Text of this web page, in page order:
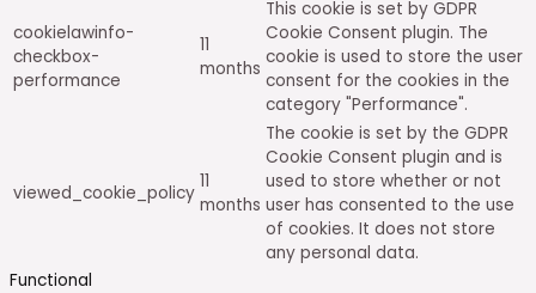
cookielawinfo-
checkbox-
performance
11
months
This cookie is set by GDPR
Cookie Consent plugin. The
cookie is used to store the user
consent for the cookies in the
category "Performance".
viewed_cookie_policy
11
months
The cookie is set by the GDPR
Cookie Consent plugin and is
used to store whether or not
user has consented to the use
of cookies. It does not store
any personal data.
Functional